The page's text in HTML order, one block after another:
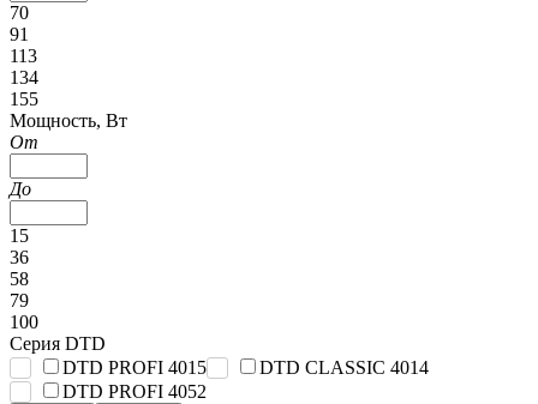
70
91
113
134
155
Мощность, Вт
От
До
15
36
58
79
100
Серия DTD
DTD PROFI 4015
DTD CLASSIC 4014
DTD PROFI 4052